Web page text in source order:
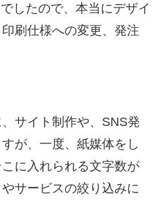
したので、本当にデザイ
刷仕様への変更、発注
サイト制作や、SNS発
が、一度、紙媒体をし
に入れられる文字数が
サービスの絞り込みに